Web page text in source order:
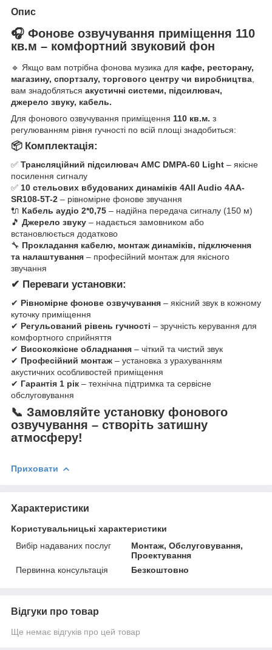
Опис
🎧 Фонове озвучування приміщення 110
кв.м – комфортний звуковий фон
🔹 Якщо вам потрібна фонова музика для кафе, ресторану,
магазину, спортзалу, торгового центру чи виробництва,
вам знадобляться акустичні системи, підсилювач,
джерело звуку, кабель.
Для фонового озвучування приміщення 110 кв.м. з
регулюванням рівня гучності по всій площі знадобиться:
📦 Комплектація:
✅ Трансляційний підсилювач AMC DMPA-60 Light – якісне
посилення сигналу
✅ 10 стельових вбудованих динаміків 4All Audio 4AA-
SR108-5T-2 – рівномірне фонове звучання
🔌 Кабель аудіо 2*0,75 – надійна передача сигналу (150 м)
🎵 Джерело звуку – надається замовником або
встановлюється додатково
🔧 Прокладання кабелю, монтаж динаміків, підключення
та налаштування – професійний монтаж для якісного
звучання
✔ Переваги установки:
✔ Рівномірне фонове озвучування – якісний звук в кожному
куточку приміщення
✔ Регульований рівень гучності – зручність керування для
комфортного сприйняття
✔ Високоякісне обладнання – чіткий та чистий звук
✔ Професійний монтаж – установка з урахуванням
акустичних особливостей приміщення
✔ Гарантія 1 рік – технічна підтримка та сервісне
обслуговування
📞 Замовляйте установку фонового
озвучування – створіть затишну
атмосферу!
Приховати
Характеристики
Користувальницькі характеристики
Вибір надаваних послуг
Монтаж, Обслуговування,
Проектування
Первинна консультація
Безкоштовно
Відгуки про товар
Ще немає відгуків про цей товар